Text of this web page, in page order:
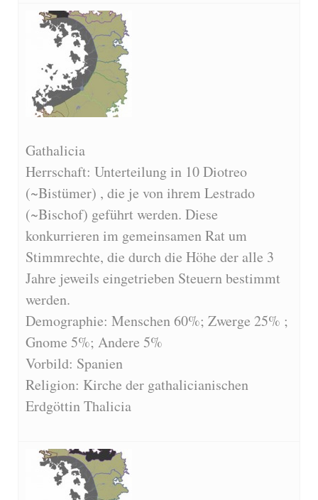
Gathalicia
Herrschaft: Unterteilung in 10 Diotreo
(~Bistümer) , die je von ihrem Lestrado
(~Bischof) geführt werden. Diese
konkurrieren im gemeinsamen Rat um
Stimmrechte, die durch die Höhe der alle 3
Jahre jeweils eingetrieben Steuern bestimmt
werden.
Demographie: Menschen 60%; Zwerge 25% ;
Gnome 5%; Andere 5%
Vorbild: Spanien
Religion: Kirche der gathalicianischen
Erdgöttin Thalicia